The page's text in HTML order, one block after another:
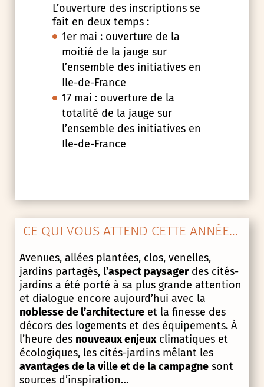
L’ouverture des inscriptions se
fait en deux temps :
1er mai : ouverture de la
moitié de la jauge sur
l’ensemble des initiatives en
Ile-de-France
17 mai : ouverture de la
totalité de la jauge sur
l’ensemble des initiatives en
Ile-de-France
CE QUI VOUS ATTEND CETTE ANNÉE…
Avenues, allées plantées, clos, venelles,
jardins partagés, l’aspect paysagerdes cités-
jardins a été porté à sa plus grande attention
et dialogue encore aujourd’hui avec la
noblesse de l’architectureet la finesse des
décors des logements et des équipements. À
l’heure des nouveaux enjeuxclimatiques et
écologiques, les cités-jardins mêlant les
avantages de la ville et de la campagnesont
sources d’inspiration…